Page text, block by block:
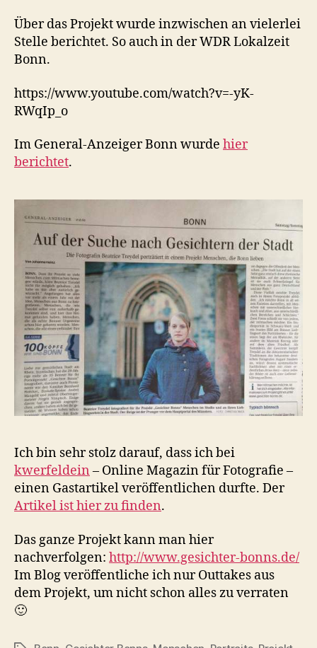
Über das Projekt wurde inzwischen an vielerlei
Stelle berichtet. So auch in der WDR Lokalzeit
Bonn.
https://www.youtube.com/watch?v=-yK-
RWqIp_o
Im General-Anzeiger Bonn wurde hier
berichtet.
Ich bin sehr stolz darauf, dass ich bei
kwerfeldein – Online Magazin für Fotografie –
einen Gastartikel veröffentlichen durfte. Der
Artikel ist hier zu finden.
Das ganze Projekt kann man hier
nachverfolgen: http://www.gesichter-bonns.de/
Im Blog veröffentliche ich nur Outtakes aus
dem Projekt, um nicht schon alles zu verraten
🙂